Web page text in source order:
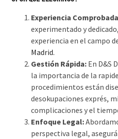
Experiencia
experimentado y
experiencia en el campo
Madrid.
Gestión Rápida: En D&S
la importancia de la
procedimientos están
desokupaciones exprés,
complicaciones y el
Enfoque Legal:
perspectiva legal,